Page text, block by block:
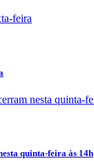
quinta-feira às 14h